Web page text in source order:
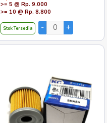
>= 5 @ Rp. 9.000
>= 10 @ Rp. 8.800
Stok Tersedia